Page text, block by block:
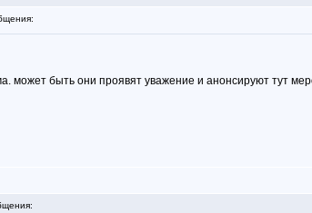
может быть они проявят уважение и анонсируют тут